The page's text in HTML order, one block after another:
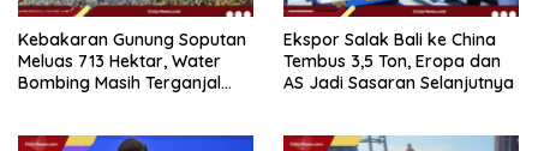
Kebakaran Gunung Soputan
Meluas 713 Hektar, Water
Bombing Masih Terganjal
Ekspor Salak Bali ke China
Tembus 3,5 Ton, Eropa dan
AS Jadi Sasaran Selanjutnya